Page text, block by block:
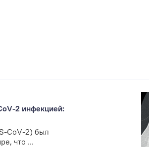
2 инфекцией:
CoV-2) был
что ...